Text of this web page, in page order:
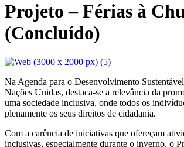
Projeto – Férias à
(Concluído)
Na Agenda para o Desenvolvimento
Nações Unidas, destaca-se a relevância da
uma sociedade inclusiva, onde todos os
plenamente os seus direitos de cidadania.
Com a carência de iniciativas que ofereçam
inclusivas, especialmente durante o inverno, o